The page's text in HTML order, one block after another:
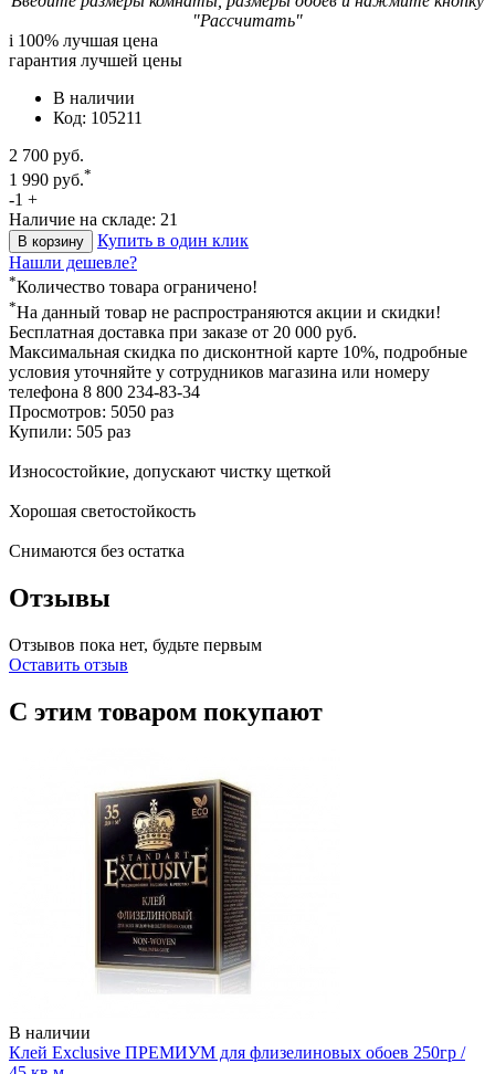
"Рассчитать"
i 100% лучшая цена
гарантия лучшей цены
В наличии
Код: 105211
2 700 руб.
1 990 руб.*
-1 +
Наличие на складе: 21
В корзину
Купить в один клик
Нашли дешевле?
*Количество товара ограничено!
*На данный товар не распространяются акции и скидки!
Бесплатная доставка при заказе от 20 000 руб.
Максимальная скидка по дисконтной карте 10%, подробные
условия уточняйте у сотрудников магазина или номеру
телефона 8 800 234-83-34
Просмотров: 5050 раз
Купили: 505 раз
Износостойкие, допускают чистку щеткой
Хорошая светостойкость
Снимаются без остатка
Отзывы
Отзывов пока нет, будьте первым
Оставить отзыв
С этим товаром покупают
В наличии
Клей Exclusive ПРЕМИУМ для флизелиновых обоев 250гр /